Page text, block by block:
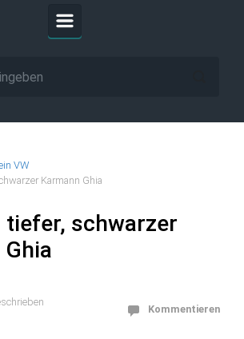
VW
Karmann Ghia
tiefer, schwarzer
Kommentieren